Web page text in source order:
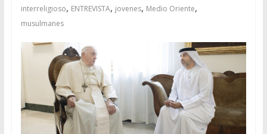
interreligioso, ENTREVISTA, jovenes, Medio Oriente,
musulmanes